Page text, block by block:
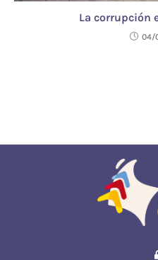
La corrupción
04/